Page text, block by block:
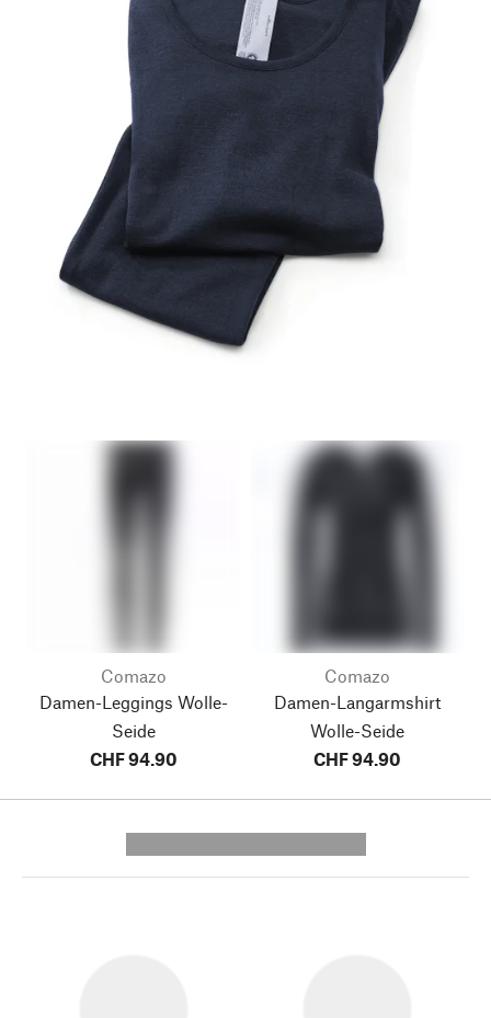
Comazo
Damen-Leggings Wolle-
Seide
CHF 94.90
Comazo
Damen-Langarmshirt
Wolle-Seide
CHF 94.90